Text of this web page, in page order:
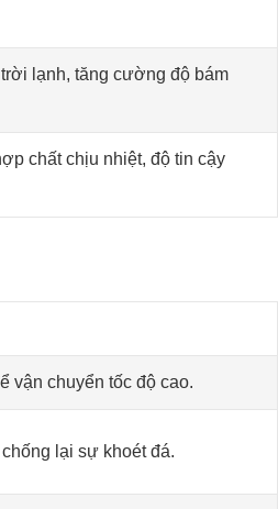
lạnh, tăng cường độ bám
chất chịu nhiệt, độ tin cậy
vận chuyển tốc độ cao.
lại sự khoét đá.